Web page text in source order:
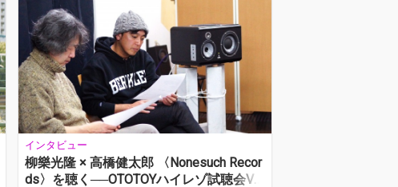
サー、オーディオ評論家でもある高橋健太郎が勤
め、ゲストには『魂(ソウル)のゆくえ』の著者であ
るピーター・バラカンが登壇。こちらのページで
は、60年代~70年代のソウル、R&Bの名曲たちにつ
いて語ったふたりの濃厚なトーク・パートをお届け
します。また、高橋健…
インタビュー
柳樂光隆 × 高橋健太郎 〈Nonesuch Recor
ds〉を聴く──OTOTOYハイレゾ試聴会Vo